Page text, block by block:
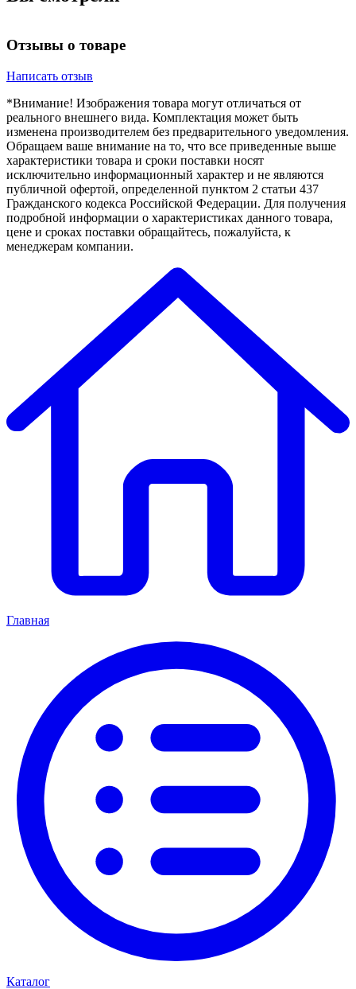
Отзывы о товаре
Написать отзыв
*Внимание! Изображения товара могут отличаться от
реального внешнего вида. Комплектация может быть
изменена производителем без предварительного уведомления.
Обращаем ваше внимание на то, что все приведенные выше
характеристики товара и сроки поставки носят
исключительно информационный характер и не являются
публичной офертой, определенной пунктом 2 статьи 437
Гражданского кодекса Российской Федерации. Для получения
подробной информации о характеристиках данного товара,
цене и сроках поставки обращайтесь, пожалуйста, к
менеджерам компании.
Главная
Каталог